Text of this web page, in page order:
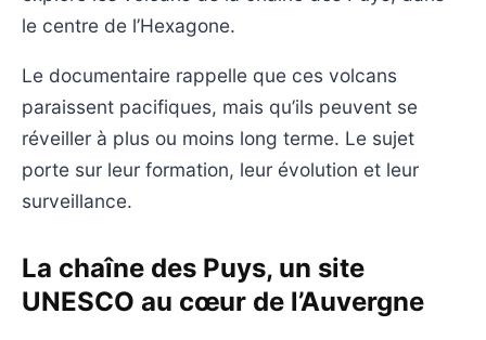
le centre de l’Hexagone.
Le documentaire rappelle que ces volcans
paraissent pacifiques, mais qu’ils peuvent se
réveiller à plus ou moins long terme. Le sujet
porte sur leur formation, leur évolution et leur
surveillance.
La chaîne des Puys, un site
UNESCO au cœur de l’Auvergne